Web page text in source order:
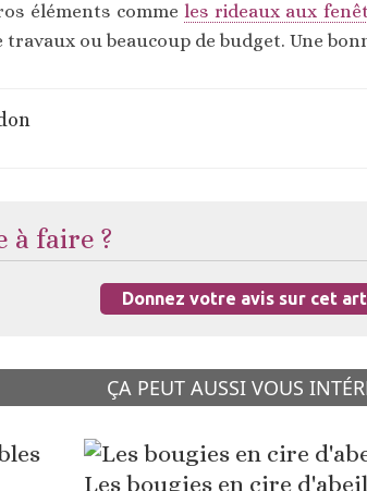
éléments commeles rideaux aux
ou beaucoup de budget. Une
à faire ?
Donnez votre avis sur cet
ÇA PEUT AUSSI VOUS
Les bougies en cire